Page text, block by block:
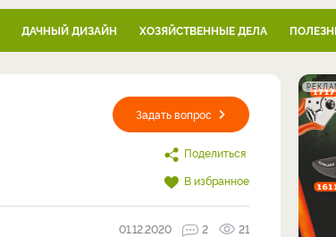
ДАЧНЫЙ ДИЗАЙН ХОЗЯЙСТВЕННЫЕ ДЕЛА
Задать вопрос
Поделиться
В избранное
01.12.2020 2 21